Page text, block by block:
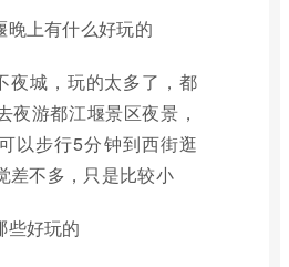
晚上有什么好玩的
夜城，玩的太多了，都
夜游都江堰景区夜景，
以步行5分钟到西街逛
差不多，只是比较小
些好玩的